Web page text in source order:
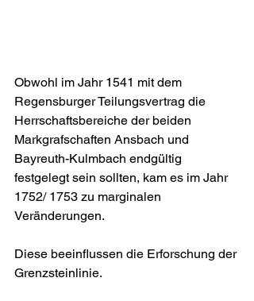
Obwohl im Jahr 1541 mit dem
Regensburger Teilungsvertrag die
Herrschaftsbereiche der beiden
Markgrafschaften Ansbach und
Bayreuth-Kulmbach endgültig
festgelegt sein sollten, kam es im Jahr
1752/ 1753 zu marginalen
Veränderungen.
Diese beeinflussen die Erforschung der
Grenzsteinlinie.